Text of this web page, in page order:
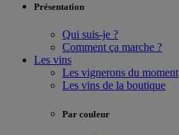
Présentation
Qui suis-je ?
Comment ça marche ?
Les vins
Les vignerons du moment
Les vins de la boutique
Par couleur